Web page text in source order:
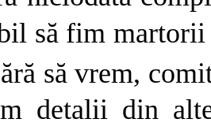
să fim martorii
să vrem,
detalii din